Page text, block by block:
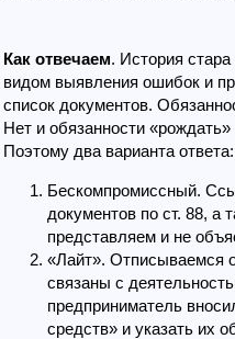
Как отвечаем. История
видом выявления ошибок и
список документов.
Нет и обязанности
Поэтому два варианта ответа:
Бескомпромиссный.
документов по ст. 88, а
представляем и не
«Лайт». Отписываемся
связаны с
предприниматель
средств» и указать их